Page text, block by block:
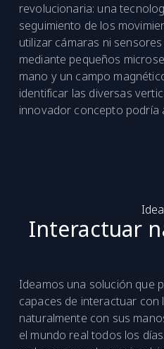
revolucionaria: una
seguimiento de los
utilizar cámaras ni
mediante pequeños
mano y un campo
identificar las diversas
innovador concepto podría
Interactuar
Ideamos una solución que
capaces de interactuar con
naturalmente con sus
el mundo real todos los